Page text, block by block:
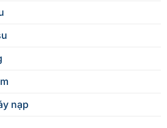
nạp